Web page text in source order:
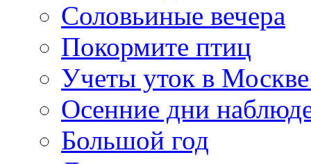
Соловьиные вечера
Покормите птиц
Учеты уток в
Осенние дни
Большой год